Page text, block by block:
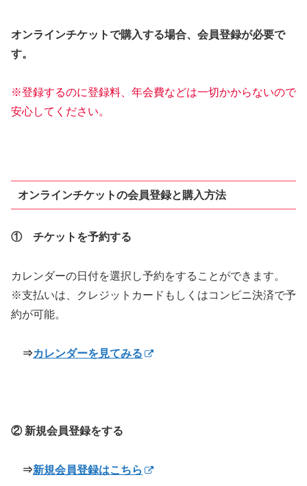
オンラインチケットで購入する場合、会員登録が必要で
す。
※登録するのに登録料、年会費などは一切かからないので
安心してください。
オンラインチケットの会員登録と購入方法
① チケットを予約する
カレンダーの日付を選択し予約をすることができます。
※支払いは、クレジットカードもしくはコンビニ決済で予
約が可能。
⇒カレンダーを見てみる
② 新規会員登録をする
⇒新規会員登録はこちら